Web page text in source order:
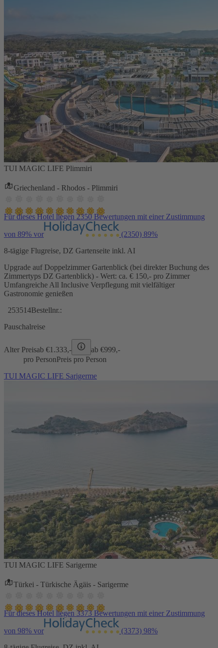
TUI MAGIC LIFE Plimmiri
Griechenland - Rhodos - Plimmiri
Für dieses Hotel liegen 2350 Bewertungen mit einer Zustimmung
von 89% vor (2350) 89%
8-tägige Flugreise, DZ Gartenseite inkl. AI
Upgrade auf Doppelzimmer Gartenblick (bei direkter Buchung des
Zimmertyps DZ Gartenblick) - Wert: ca. € 150,- pro Zimmer
Umfangreiche All Inclusive Verpflegung mit vielfältiger
Gastronomie genießen
253514Bestellnr.:
Pauschalreise
Alter Preisab €1.333,- ab €999,-
pro PersonPreis pro Person
TUI MAGIC LIFE Sarigerme
TUI MAGIC LIFE Sarigerme
Türkei - Türkische Ägäis - Sarigerme
Für dieses Hotel liegen 3373 Bewertungen mit einer Zustimmung
von 98% vor (3373) 98%